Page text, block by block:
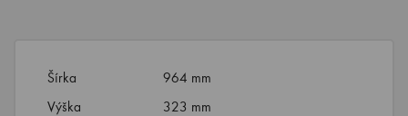
Šírka
964 mm
Výška
323 mm